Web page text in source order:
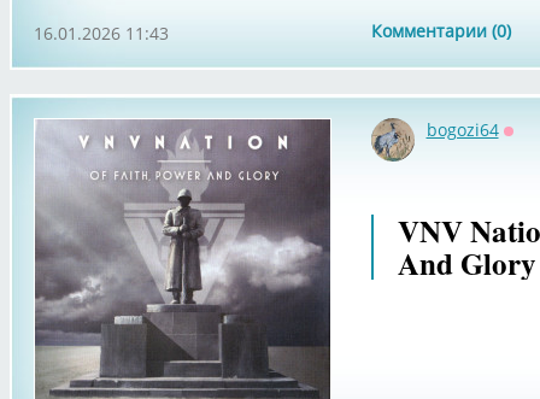
Комментарии (0)
16.01.2026 11:43
bogozi64
VNV
And